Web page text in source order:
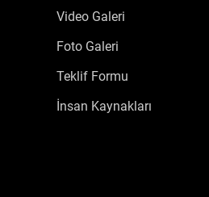
Video Galeri
Foto Galeri
Teklif Formu
İnsan Kaynakları